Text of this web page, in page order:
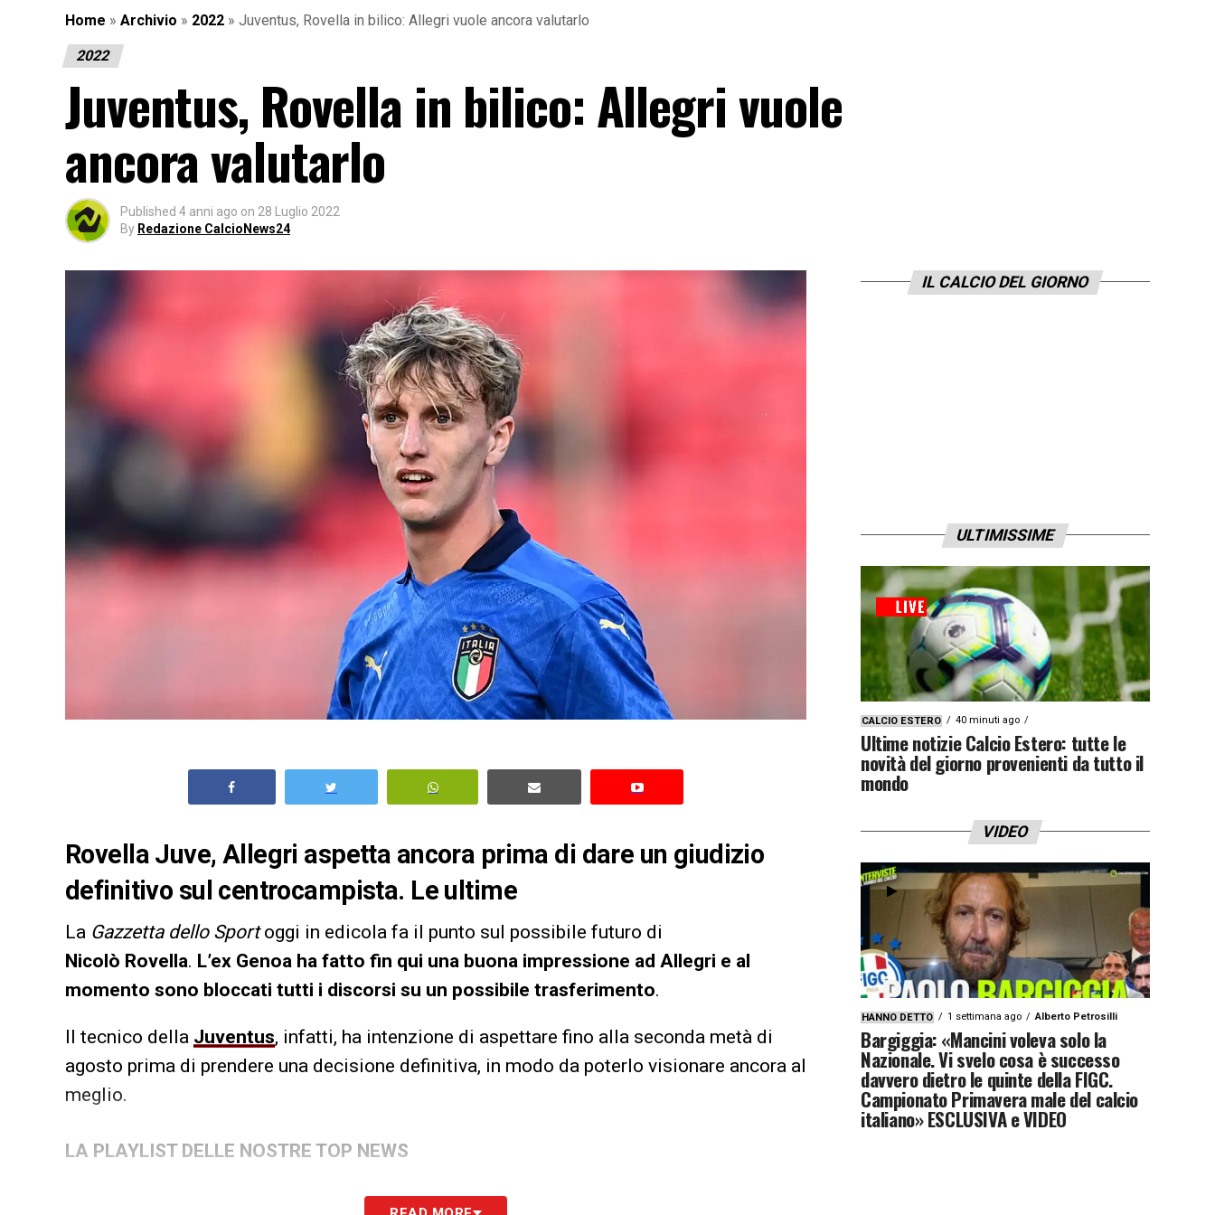
Home » Archivio » 2022 » Juventus, Rovella in bilico: Allegri vuole ancora valutarlo
2022
Juventus, Rovella in bilico: Allegri vuole
ancora valutarlo
Published 4 anni ago on 28 Luglio 2022
By Redazione CalcioNews24
Rovella Juve, Allegri aspetta ancora prima di dare un giudizio
definitivo sul centrocampista. Le ultime
La Gazzetta dello Sportoggi in edicola fa il punto sul possibile futuro di
Nicolò Rovella. L’ex Genoa ha fatto fin qui una buona impressione ad Allegri e al
momento sono bloccati tutti i discorsi su un possibile trasferimento.
Il tecnico della Juventus, infatti, ha intenzione di aspettare fino alla seconda metà di
agosto prima di prendere una decisione definitiva, in modo da poterlo visionare ancora al
meglio.
LA PLAYLIST DELLE NOSTRE TOP NEWS
IL CALCIO DEL GIORNO
ULTIMISSIME
CALCIO ESTERO 40 minuti ago
Ultime notizie Calcio Estero: tutte le
novità del giorno provenienti da tutto il
mondo
VIDEO
HANNO DETTO 1 settimana ago Alberto Petrosilli
Bargiggia: «Mancini voleva solo la
Nazionale. Vi svelo cosa è successo
davvero dietro le quinte della FIGC.
Campionato Primavera male del calcio
italiano» ESCLUSIVA e VIDEO